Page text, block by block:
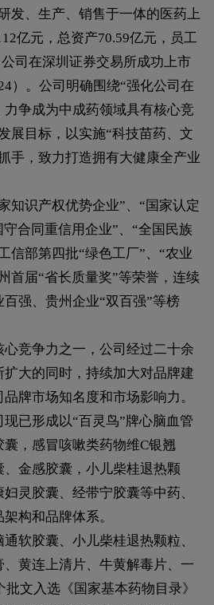
发、生产、销售于一体的医药上
亿元，总资产70.59亿元，员工
司在深圳证券交易所成功上市
）。公司明确围绕“强化公司在
争成为中成药领域具有核心竞
展目标，以实施“科技苗药、文
手，致力打造拥有大健康全产业
知识产权优势企业”、“国家认定
合同重信用企业”、“全国民族
信部第四批“绿色工厂”、“农业
首届“省长质量奖”等荣誉，连续
强、贵州企业“双百强”等榜
竞争力之一，公司经过二十余
大的同时，持续加大对品牌建
牌市场知名度和市场影响力。
已形成以“百灵鸟”牌心脑血管
，感冒咳嗽类药物维C银翘
、金感胶囊，小儿柴桂退热颗
灵胶囊、经带宁胶囊等中药、
构和品牌体系。
软胶囊、小儿柴桂退热颗粒、
黄连上清片、牛黄解毒片、一
文入选《国家基本药物目录》